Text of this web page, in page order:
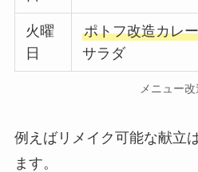
火曜
日
ポトフ改造カレ
サラダ
メニュー改
例えばリメイク可能な献立
ます。